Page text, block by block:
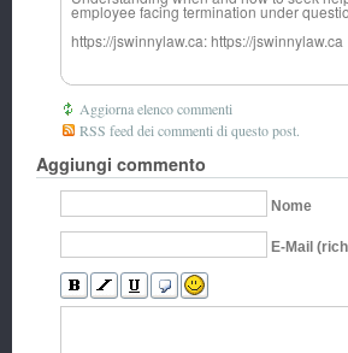
employee facing termination under
https://jswinnylaw.ca: https://jswinnylaw.ca
Aggiorna elenco commenti
RSS feed dei commenti di questo post.
Aggiungi commento
Nome
E-Mail